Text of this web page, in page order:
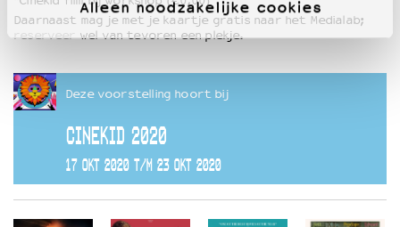
Alleen noodzakelijke cookies
Daarnaast mag je met je kaartje gratis naar het Medialab;
reserveerwel van tevoren een plekje.
Deze voorstelling hoort bij
CINEKID 2020
17 OKT 2020 T/M 23 OKT 2020